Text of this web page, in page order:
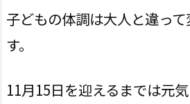
子どもの体調は大人と違っ
す。
11月15日を迎えるまでは元